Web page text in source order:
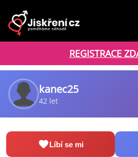
REGISTRACE
kanec25
42 let
Líbí se mi